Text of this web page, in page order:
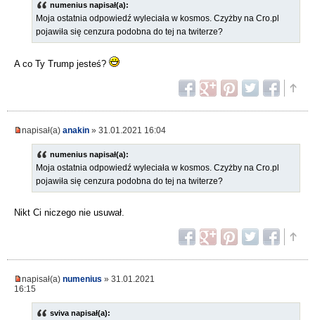
numenius napisał(a):
Moja ostatnia odpowiedź wyleciała w kosmos. Czyżby na Cro.pl
pojawiła się cenzura podobna do tej na twiterze?
A co Ty Trump jesteś?
napisał(a) anakin » 31.01.2021 16:04
numenius napisał(a):
Moja ostatnia odpowiedź wyleciała w kosmos. Czyżby na Cro.pl
pojawiła się cenzura podobna do tej na twiterze?
Nikt Ci niczego nie usuwał.
napisał(a) numenius » 31.01.2021
16:15
sviva napisał(a):